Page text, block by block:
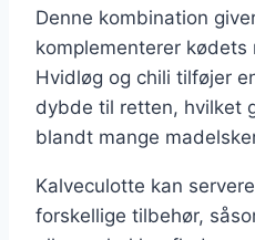
Denne kombination
komplementerer kødets
Hvidløg og chili tilføjer
dybde til retten, hvilket
blandt mange
Kalveculotte kan
forskellige tilbehør,